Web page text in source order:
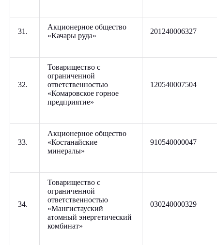
31.
Акционерное общество
«Качары руда»
201240006327
32.
Товарищество с
ограниченной
ответственностью
«Комаровское горное
предприятие»
120540007504
33.
Акционерное общество
«Костанайские
минералы»
910540000047
34.
Товарищество с
ограниченной
ответственностью
«Мангистауский
атомный энергетический
комбинат»
030240000329